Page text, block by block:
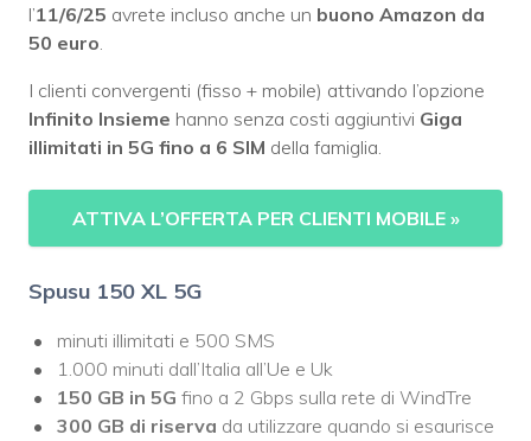
l’11/6/25 avrete incluso anche un buono Amazon da
50 euro.
I clienti convergenti (fisso + mobile) attivando l’opzione
Infinito Insieme hanno senza costi aggiuntivi Giga
illimitati in 5G fino a 6 SIM della famiglia.
ATTIVA L’OFFERTA PER CLIENTI MOBILE »
Spusu 150 XL 5G
minuti illimitati e 500 SMS
1.000 minuti dall’Italia all’Ue e Uk
150 GB in 5G fino a 2 Gbps sulla rete di WindTre
300 GB di riserva da utilizzare quando si esaurisce